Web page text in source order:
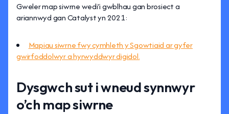
Gweler map siwrne wedi’i gwblhau gan brosiect a
ariannwyd gan Catalyst yn 2021:
Mapiau siwrne fwy cymhleth y Sgowtiaid ar gyfer
gwirfoddolwyr a hyrwyddwyr digidol.
Dysgwch sut i wneud synnwyr
o’ch map siwrne